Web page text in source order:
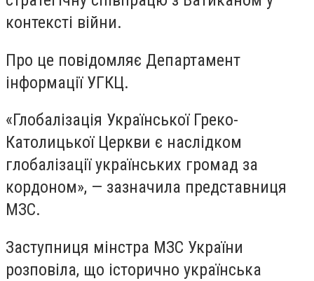
контексті війни.
Про це повідомляє Департамент
інформації УГКЦ.
«Глобалізація Української Греко-
Католицької Церкви є наслідком
глобалізації українських громад за
кордоном», — зазначила представниця
МЗС.
Заступниця мінстра МЗС України
розповіла, що історично українська